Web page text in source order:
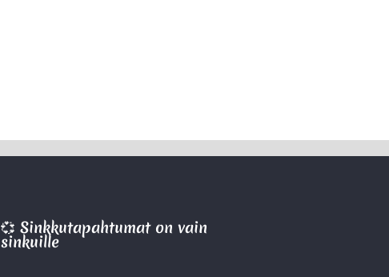
💞 Sinkkutapahtumat on vain
sinkuille